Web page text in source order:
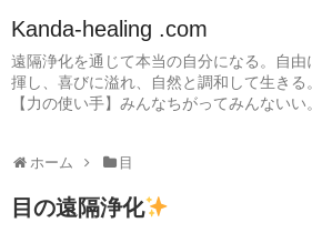
Kanda-healing .com
遠隔浄化を通じて本当の自分になる。自
揮し、喜びに溢れ、自然と調和して生きる
【力の使い手】みんなちがってみんない
ホーム 目
目の遠隔浄化